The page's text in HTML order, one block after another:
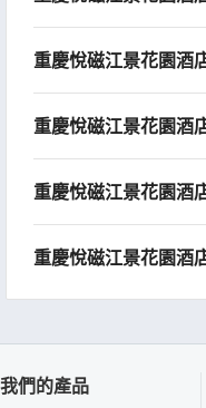
重慶悅磁江景花園酒
重慶悅磁江景花園酒
重慶悅磁江景花園酒
重慶悅磁江景花園酒
我們的產品